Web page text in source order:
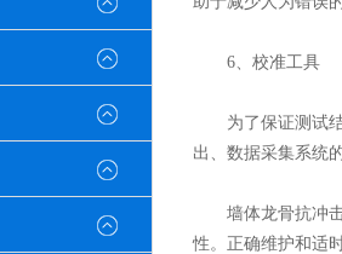
6、校准工具
为了保证测试结
出、数据采集系统
墙体龙骨抗冲击
性。正确维护和适